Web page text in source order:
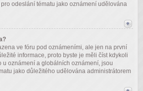
odeslání tématu jako oznámení udělována
ve fóru pod oznámeními, ale jen na první
informace, proto byste je měli číst kdykoli
u oznámení a globálních oznámení, jsou
jako důležitého udělována administrátorem